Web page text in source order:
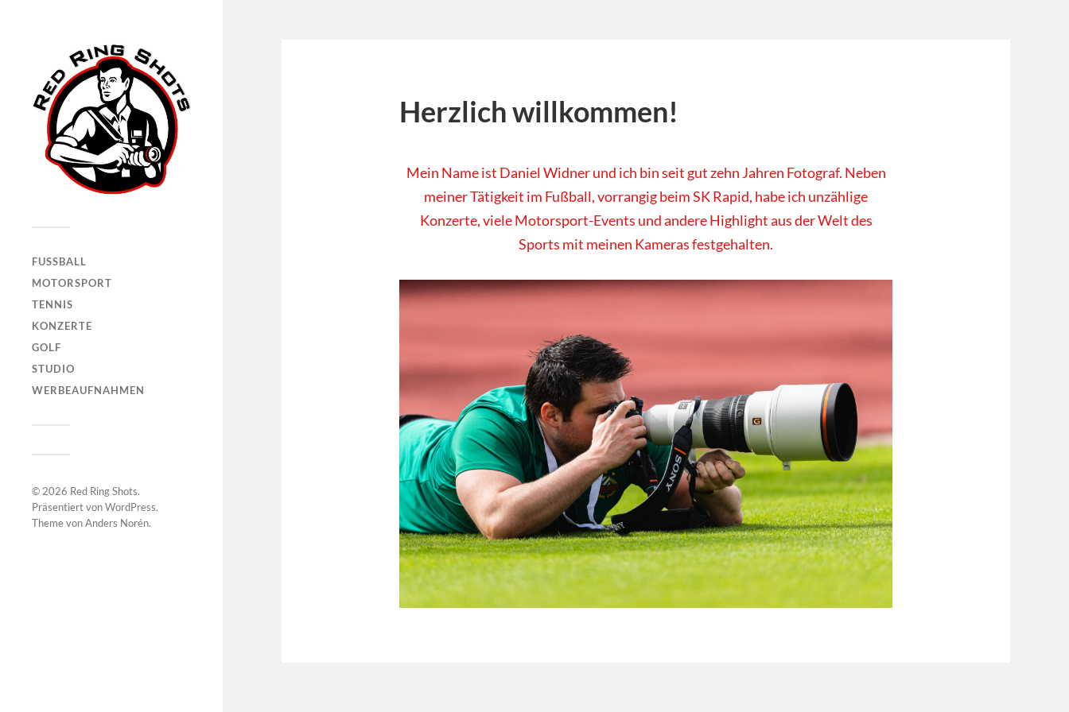
FUSSBALL
MOTORSPORT
TENNIS
KONZERTE
GOLF
STUDIO
WERBEAUFNAHMEN
© 2026 Red Ring Shots.
Präsentiert vonWordPress.
Theme vonAnders Norén.
Herzlich willkommen!
Mein Name ist Daniel Widner und ich bin seit gut zehn Jahren Fotograf. Neben
meiner Tätigkeit im Fußball, vorrangig beim SK Rapid, habe ich unzählige
Konzerte, viele Motorsport-Events und andere Highlight aus der Welt des
Sports mit meinen Kameras festgehalten.